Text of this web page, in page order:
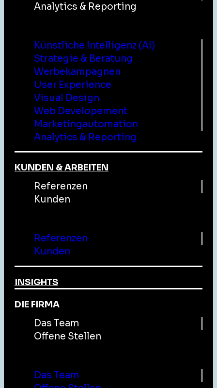
Analytics & Reporting
Künstliche Intelligenz (AI)
Strategie & Beratung
Werbekampagnen
User Experience
Visual Design
Web Developement
Marketingautomation
Analytics & Reporting
KUNDEN & ARBEITEN
Referenzen
Kunden
Referenzen
Kunden
INSIGHTS
DIE FIRMA
Das Team
Offene Stellen
Das Team